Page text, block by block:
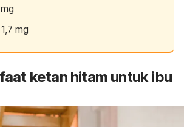
mg
ketan hitam untuk ibu